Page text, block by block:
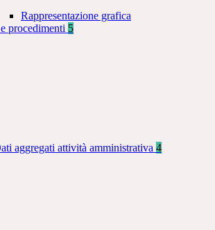
Rappresentazione grafica
procedimenti 5
aggregati attività amministrativa 4